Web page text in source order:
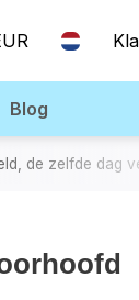
Blog
de zelfde dag